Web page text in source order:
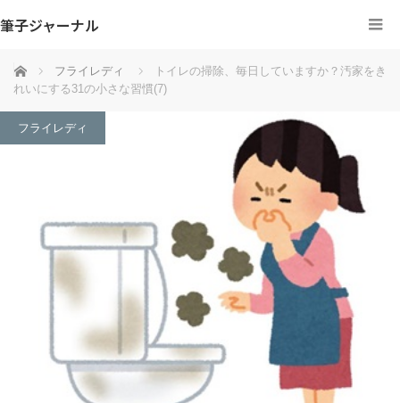
筆子ジャーナル
ホーム フライレディ
トイレの掃除、毎日していますか？汚家をき
れいにする31の小さな習慣(7)
フライレディ